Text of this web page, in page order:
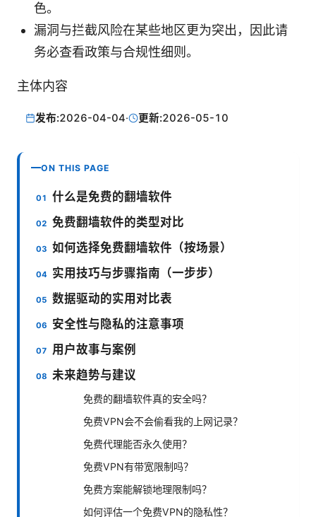
色。
漏洞与拦截风险在某些地区更为突出，因此请
务必查看政策与合规性细则。
主体内容
发布:2026-04-04· 更新:2026-05-10
ON THIS PAGE
什么是免费的翻墙软件
免费翻墙软件的类型对比
如何选择免费翻墙软件（按场景）
实用技巧与步骤指南（一步步）
数据驱动的实用对比表
安全性与隐私的注意事项
用户故事与案例
未来趋势与建议
免费的翻墙软件真的安全吗？
免费VPN会不会偷看我的上网记录？
免费代理能否永久使用？
免费VPN有带宽限制吗？
免费方案能解锁地理限制吗？
如何评估一个免费VPN的隐私性？